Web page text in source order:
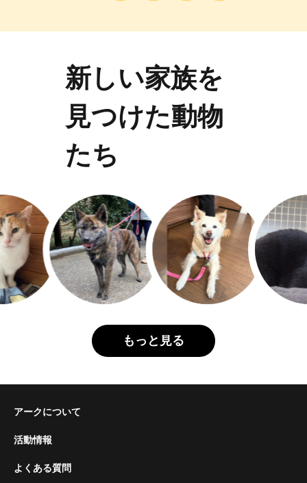
新しい家族を
見つけた動物
たち
もっと見る
アークについて
活動情報
よくある質問